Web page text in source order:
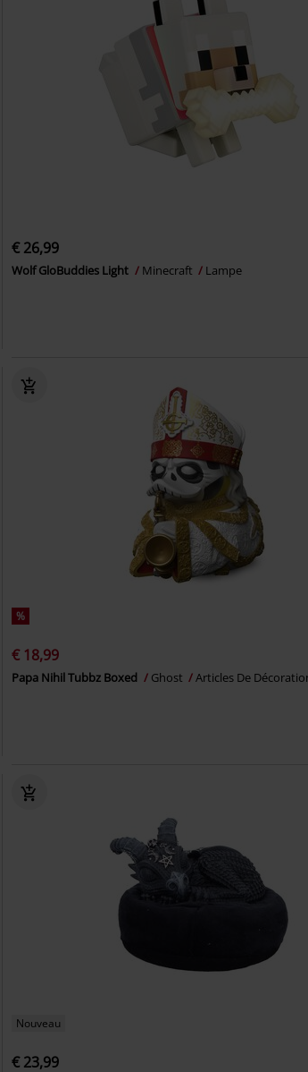
€ 26,99
Wolf GloBuddies Light Minecraft Lampe
%
€ 18,99
Papa Nihil Tubbz Boxed Ghost Articles De
Nouveau
€ 23,99